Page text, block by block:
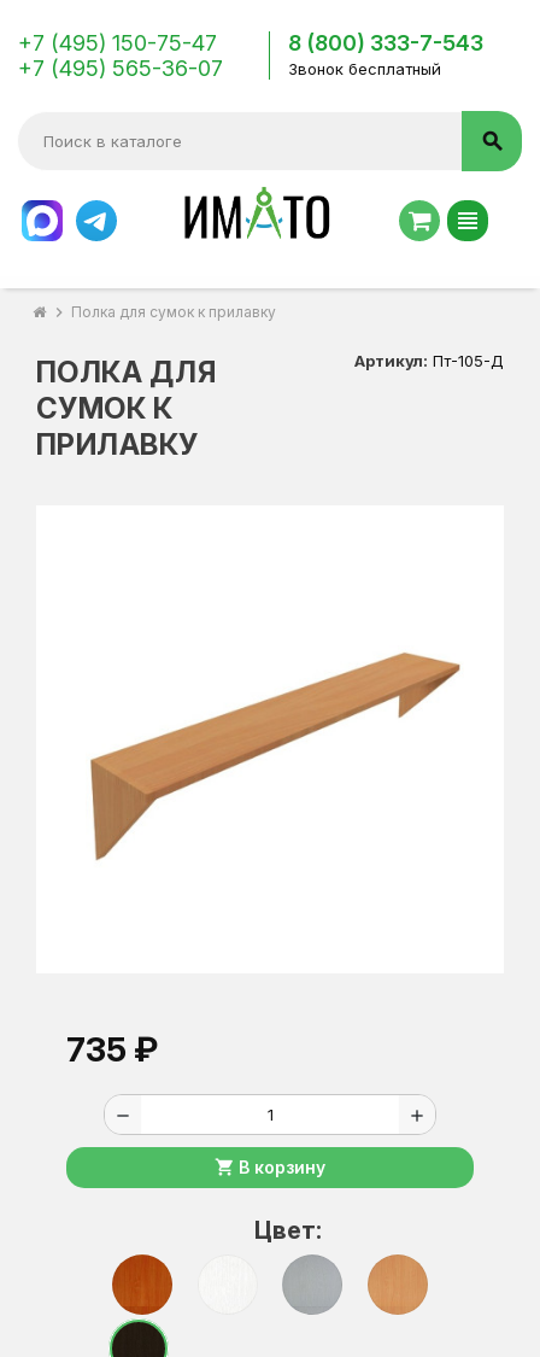
+7 (495) 150-75-47
+7 (495) 565-36-07
8 (800) 333-7-543
Звонок бесплатный
search
view_headline
chevron_right Полка для сумок к прилавку
ПОЛКА ДЛЯ
СУМОК К
ПРИЛАВКУ
Артикул: Пт-105-Д
735 ₽
remove add
shopping_cart В корзину
Цвет: